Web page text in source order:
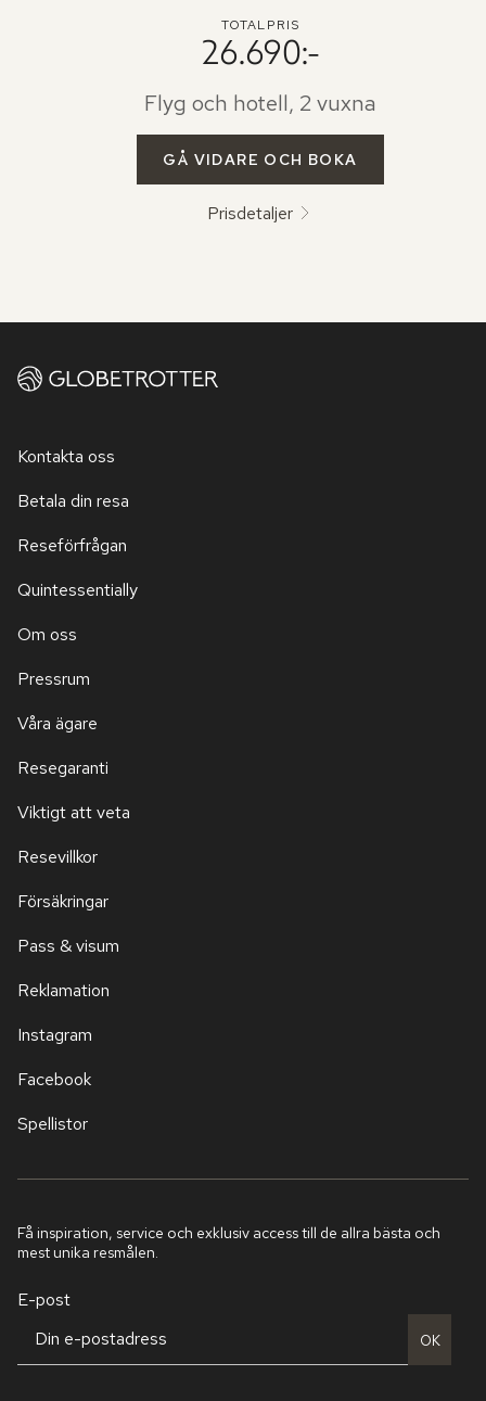
TOTALPRIS
26.690:-
Flyg och hotell, 2 vuxna
GÅ VIDARE OCH BOKA
Prisdetaljer
Kontakta oss
Betala din resa
Reseförfrågan
Quintessentially
Om oss
Pressrum
Våra ägare
Resegaranti
Viktigt att veta
Resevillkor
Försäkringar
Pass & visum
Reklamation
Instagram
Facebook
Spellistor
Få inspiration, service och exklusiv access till de allra bästa och
mest unika resmålen.
E-post
OK